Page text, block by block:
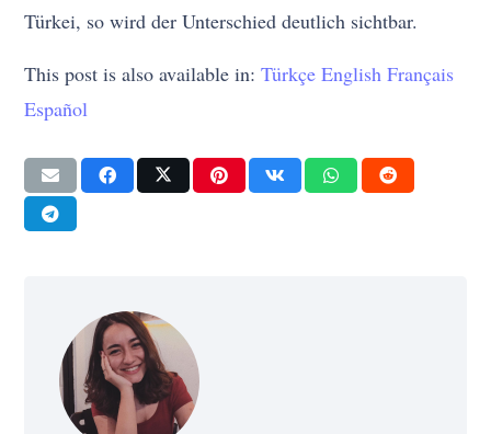
Türkei, so wird der Unterschied deutlich sichtbar.
This post is also available in:Türkçe English Français
Español